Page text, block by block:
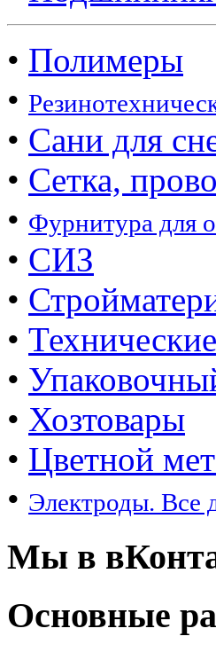
• Полимеры
•
• Сани для
• Сетка,
• Фурнитура для
• СИЗ
•
•
•
• Хозтовары
• Цветной
• Электроды. Все
Мы в
Основные